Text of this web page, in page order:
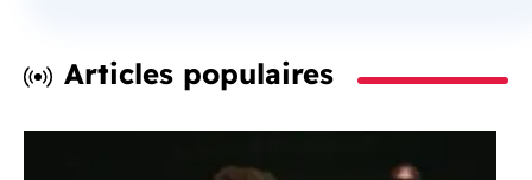
Articles populaires